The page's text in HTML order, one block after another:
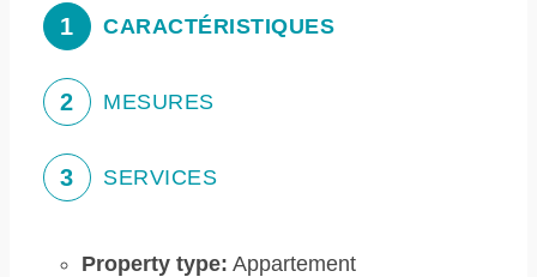
1 CARACTÉRISTIQUES
2 MESURES
3 SERVICES
Property type: Appartement